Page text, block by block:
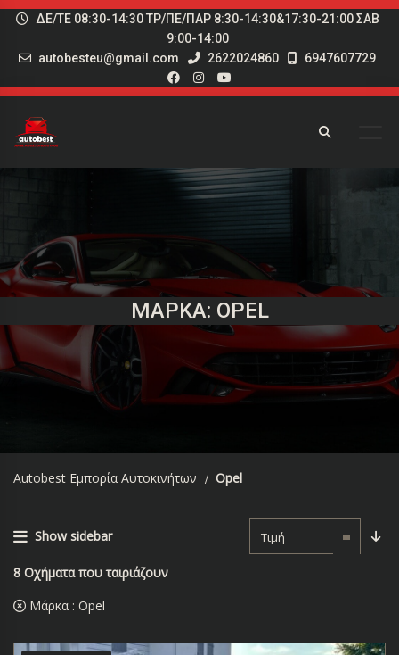
ΔΕ/ΤΕ 08:30-14:30 ΤΡ/ΠΕ/ΠΑΡ 8:30-14:30&17:30-21:00 ΣΑΒ
9:00-14:00
autobesteu@gmail.com
2622024860 6947607729
ΜΆΡΚΑ: OPEL
Autobest Εμπορία Αυτοκινήτων Opel
Show sidebar Τιμή
8 Οχήματα που ταιριάζουν
Μάρκα : Opel